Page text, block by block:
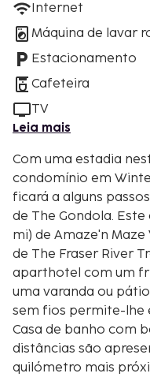
Internet
Máquina de lavar
Estacionamento
Cafeteira
TV
Leia mais
Com uma estadia
condomínio em
ficará a alguns
de The Gondola. Este aparthotel está a 0,2 km (0,1
mi) de Amaze'n
de The Fraser River
aparthotel com um
uma varanda ou
sem fios permite-lhe
Casa de banho com
distâncias são
quilómetro mais